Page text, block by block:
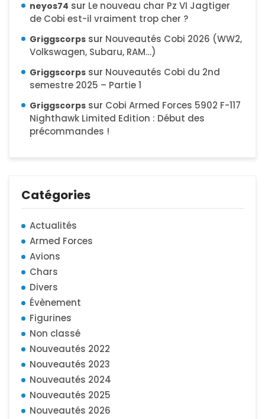
neyos74 sur Le nouveau char Pz VI Jagtiger
de Cobi est-il vraiment trop cher ?
Griggscorps sur Nouveautés Cobi 2026 (WW2,
Volkswagen, Subaru, RAM…)
Griggscorps sur Nouveautés Cobi du 2nd
semestre 2025 – Partie 1
Griggscorps sur Cobi Armed Forces 5902 F-117
Nighthawk Limited Edition : Début des
précommandes !
Catégories
Actualités
Armed Forces
Avions
Chars
Divers
Évènement
Figurines
Non classé
Nouveautés 2022
Nouveautés 2023
Nouveautés 2024
Nouveautés 2025
Nouveautés 2026